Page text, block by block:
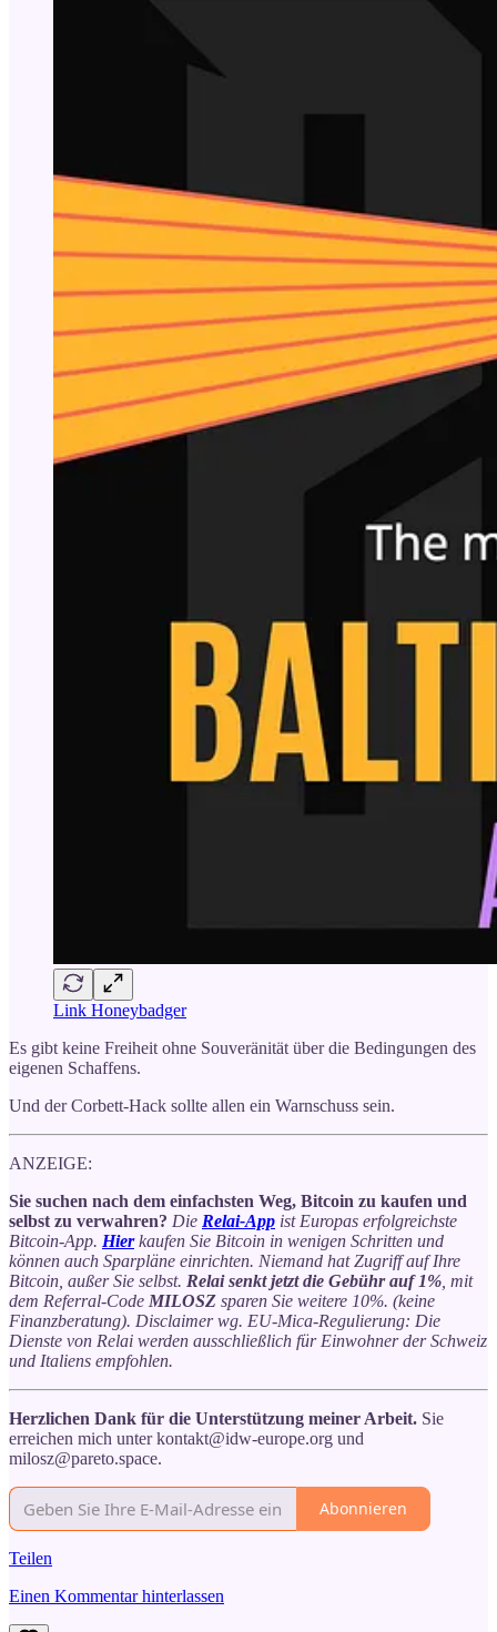
Link Honeybadger
Es gibt keine Freiheit ohne Souveränität über die Bedingungen des
eigenen Schaffens.
Und der Corbett-Hack sollte allen ein Warnschuss sein.
ANZEIGE:
Sie suchen nach dem einfachsten Weg, Bitcoin zu kaufen und
selbst zu verwahren? Die Relai-App ist Europas erfolgreichste
Bitcoin-App. Hierkaufen Sie Bitcoin in wenigen Schritten und
können auch Sparpläne einrichten. Niemand hat Zugriff auf Ihre
Bitcoin, außer Sie selbst. Relai senkt jetzt die Gebühr auf 1% , mit
dem Referral-Code MILOSZ sparen Sie weitere 10%. (keine
Finanzberatung). Disclaimer wg. EU-Mica-Regulierung: Die
Dienste von Relai werden ausschließlich für Einwohner der Schweiz
und Italiens empfohlen.
Herzlichen Dank für die Unterstützung meiner Arbeit. Sie
erreichen mich unter kontakt@idw-europe.org und
milosz@pareto.space.
Abonnieren
Teilen
Einen Kommentar hinterlassen